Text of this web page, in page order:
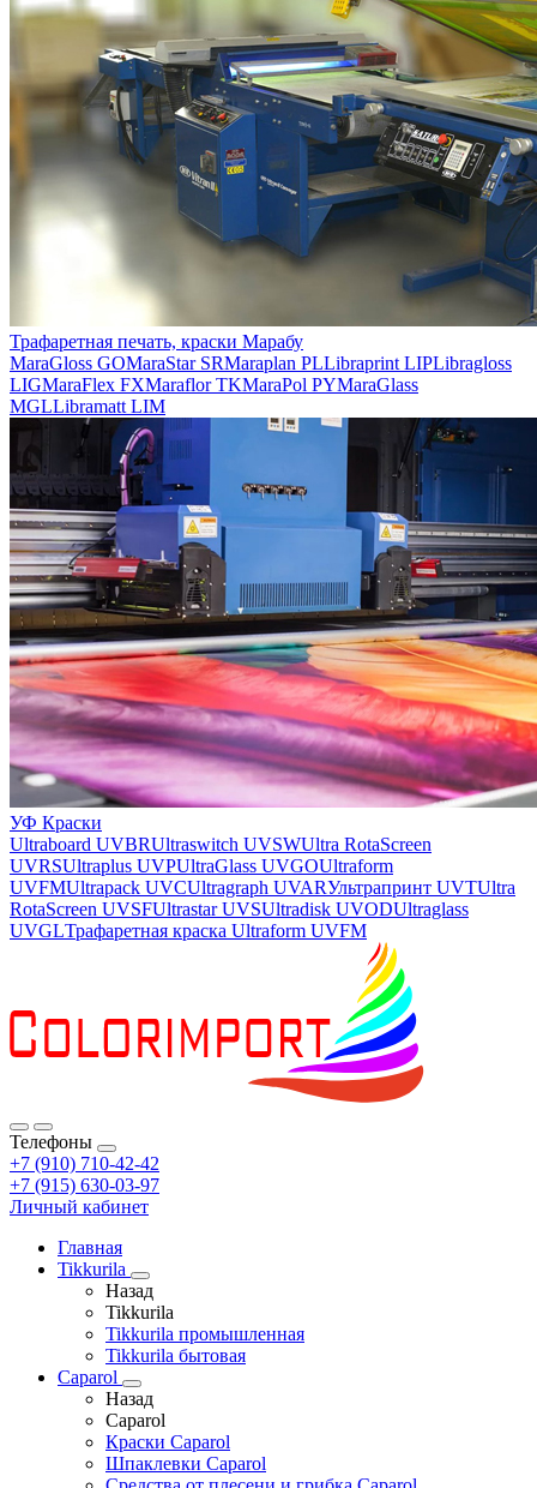
Трафаретная печать, краски Марабу
MaraGloss GOMaraStar SRMaraplan PLLibraprint LIPLibragloss
LIGMaraFlex FXMaraflor TKMaraPol PYMaraGlass
MGLLibramatt LIM
УФ Краски
Ultraboard UVBRUltraswitch UVSWUltra RotaScreen
UVRSUltraplus UVPUltraGlass UVGOUltraform
UVFMUltrapack UVCUltragraph UVARУльтрапринт UVTUltra
RotaScreen UVSFUltrastar UVSUltradisk UVODUltraglass
UVGLТрафаретная краска Ultraform UVFM
Телефоны
+7 (910) 710-42-42
+7 (915) 630-03-97
Личный кабинет
Главная
Tikkurila
Назад
Tikkurila
Tikkurila промышленная
Tikkurila бытовая
Caparol
Назад
Caparol
Краски Caparol
Шпаклевки Caparol